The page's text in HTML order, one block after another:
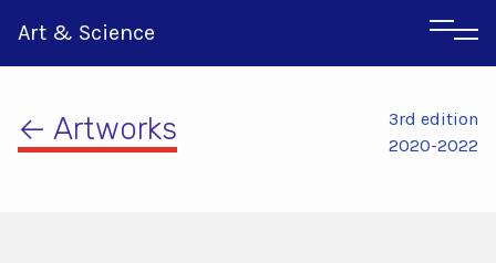
Art & Science
← Artworks
3rd edition
2020-2022